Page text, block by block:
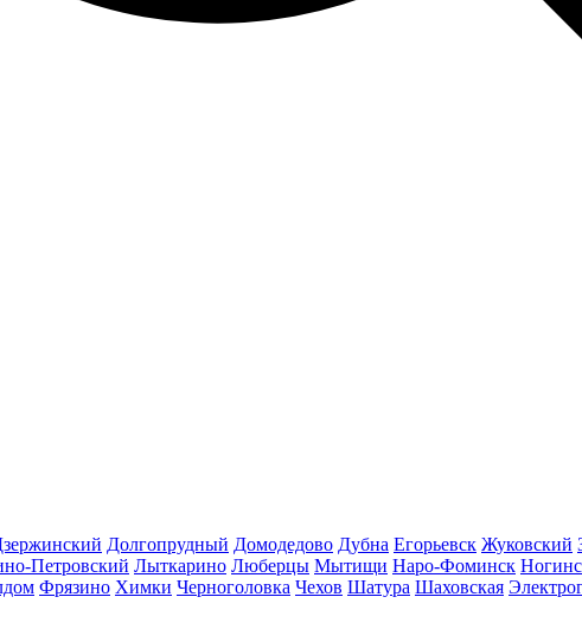
Долгопрудный Домодедово Дубна Егорьевск Жуковский
Петровский Лыткарино Люберцы Мытищи Наро-Фоминск
Фрязино Химки Черноголовка Чехов Шатура Шаховская